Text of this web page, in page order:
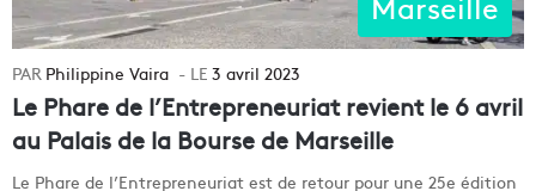
Philippine Vaira 3 avril 2023
Le Phare de l’Entrepreneuriat revient le 6 avril
au Palais de la Bourse de Marseille
Le Phare de l’Entrepreneuriat est de retour pour une 25e édition